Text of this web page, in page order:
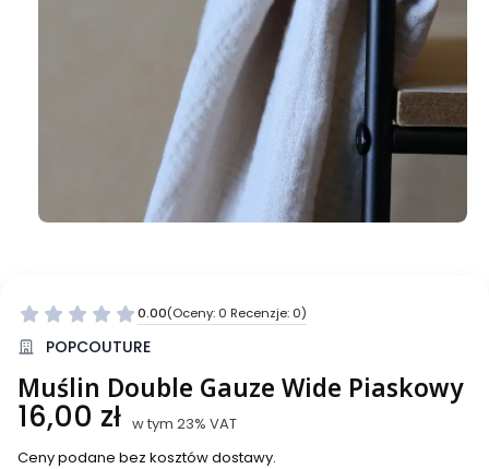
0.00(Oceny: 0 Recenzje: 0)
Przejdź do sekcji Opinie
POPCOUTURE
Muślin Double Gauze Wide Piaskowy
Cena
16,00 zł w tym 23% VAT
w tym 23% VAT
Ceny podane bez kosztów dostawy.